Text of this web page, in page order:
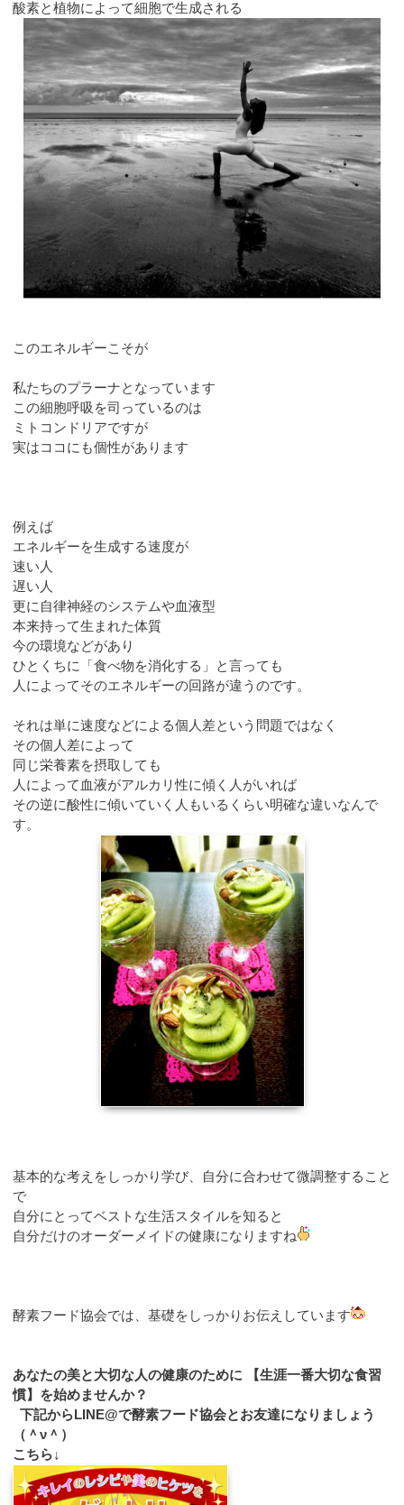
酸素と植物によって細胞で生成される
このエネルギーこそが
私たちのプラーナとなっています
この細胞呼吸を司っているのは
ミトコンドリアですが
実はココにも個性があります
例えば
エネルギーを生成する速度が
速い人
遅い人
更に自律神経のシステムや血液型
本来持って生まれた体質
今の環境などがあり
ひとくちに「食べ物を消化する」と言っても
人によってそのエネルギーの回路が違うのです。
それは単に速度などによる個人差という問題ではなく
その個人差によって
同じ栄養素を摂取しても
人によって血液がアルカリ性に傾く人がいれば
その逆に酸性に傾いていく人もいるくらい明確な違いなんで
す。
基本的な考えをしっかり学び、自分に合わせて微調整すること
で
自分にとってベストな生活スタイルを知ると
自分だけのオーダーメイドの健康になりますね
酵素フード協会では、基礎をしっかりお伝えしています
あなたの美と大切な人の健康のために 【生涯一番大切な食習
慣】を始めませんか？
下記からLINE@で酵素フード協会とお友達になりましょう
（＾ν＾）
こちら↓